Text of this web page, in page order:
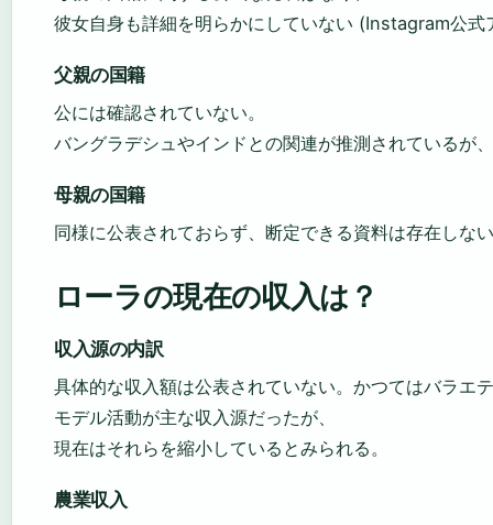
彼女自身も詳細を明らかにしていない (Instagram公式
父親の国籍
公には確認されていない。
バングラデシュやインドとの関連が推測されているが
母親の国籍
同様に公表されておらず、断定できる資料は存在しな
ローラの現在の収入は？
収入源の内訳
具体的な収入額は公表されていない。かつてはバラエ
モデル活動が主な収入源だったが、
現在はそれらを縮小しているとみられる。
農業収入